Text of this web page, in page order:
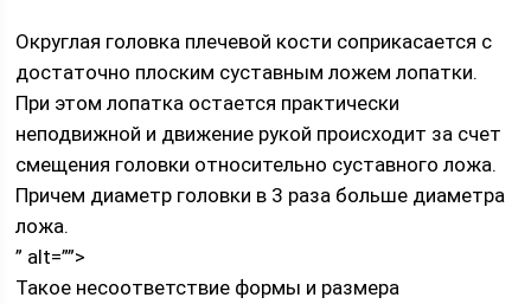
Округлая головка плечевой кости соприкасается с
достаточно плоским суставным ложем лопатки.
При этом лопатка остается практически
неподвижной и движение рукой происходит за счет
смещения головки относительно суставного ложа.
Причем диаметр головки в 3 раза больше диаметра
ложа.
” alt=””>
Такое несоответствие формы и размера